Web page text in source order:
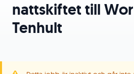
nattskiftet till
Tenhult